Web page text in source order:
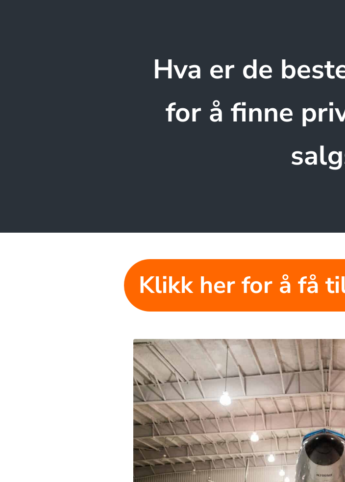
Hva er de
for å finne
Klikk her for å få